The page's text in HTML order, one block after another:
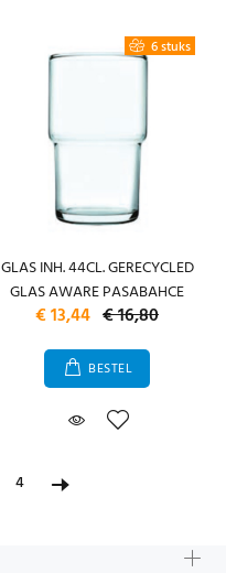
6 stuks
GLAS INH. 44CL. GERECYCLED
GLAS AWARE PASABAHCE
€ 13,44 € 16,80
BESTEL
4